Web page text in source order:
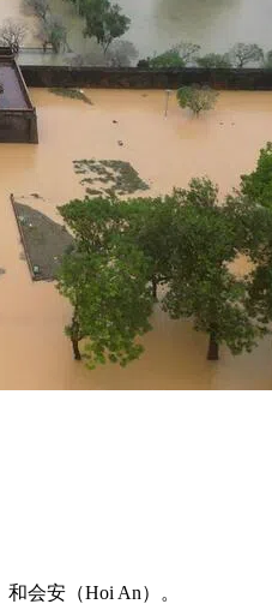
会安（Hoi An）。